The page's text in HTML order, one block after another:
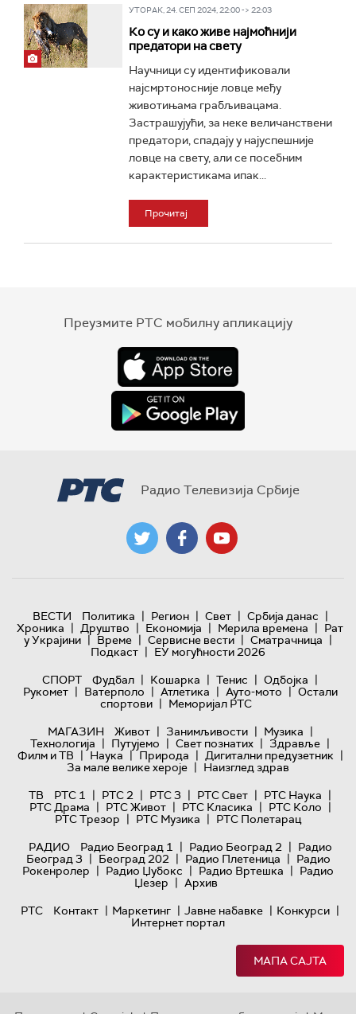
УТОРАК, 24. СЕП 2024, 22:00 -> 22:03
Ко су и како живе најмоћнији
предатори на свету
Научници су идентификовали
најсмртоносније ловце међу
животињама грабљивацама.
Застрашујући, за неке величанствени
предатори, спадају у најуспешније
ловце на свету, али се посебним
карактеристикама ипак...
Прочитај
Преузмите РТС мобилну апликацију
Радио Телевизија Србије
ВЕСТИ Политика | Регион | Свет | Србија данас |
Хроника | Друштво | Економија | Мерила времена | Рат
у Украјини | Време | Сервисне вести | Сматрачница |
Подкаст | ЕУ могућности 2026
СПОРТ
Фудбал | Кошарка | Тенис | Одбојка |
Рукомет | Ватерполо | Атлетика | Ауто-мото | Остали
спортови | Меморијал РТС
МАГАЗИН
Живот | Занимљивости | Музика |
Технологијa | Путујемо | Свет познатих | Здравље |
Филм и ТВ | Наука | Природа | Дигитални предузетник |
За мале велике хероје | Наизглед здрав
ТВ
РТС 1 | РТС 2 | РТС 3 | РТС Свет | РТС Наука |
РТС Драма | РТС Живот | РТС Класика | РТС Коло |
РТС Трезор | РТС Музика | РТС Полетарац
РАДИО
Радио Београд 1 | Радио Београд 2 | Радио
Београд 3 | Београд 202 | Радио Плетеница | Радио
Рокенролер | Радио Џубокс | Радио Вртешка | Радио
Џезер | Архив
РТС
Контакт | Маркетинг | Јавне набавке | Конкурси |
Интернет портал
МАПА САЈТА